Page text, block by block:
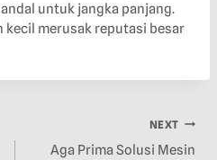
untuk jangka panjang.
kecil merusak reputasi besar
NEXT
Aga Prima Solusi Mesin